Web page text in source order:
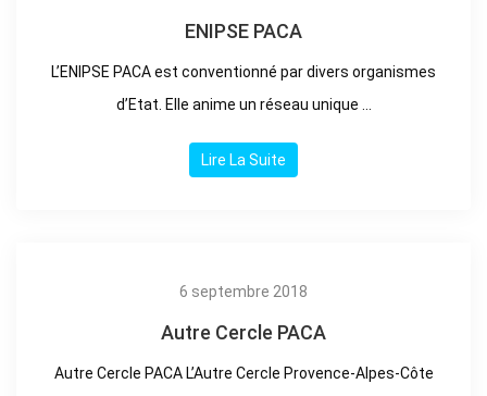
ENIPSE PACA
L’ENIPSE PACA est conventionné par divers organismes
d’Etat. Elle anime un réseau unique ...
Lire La Suite
6 septembre 2018
Autre Cercle PACA
Autre Cercle PACA L’Autre Cercle Provence-Alpes-Côte